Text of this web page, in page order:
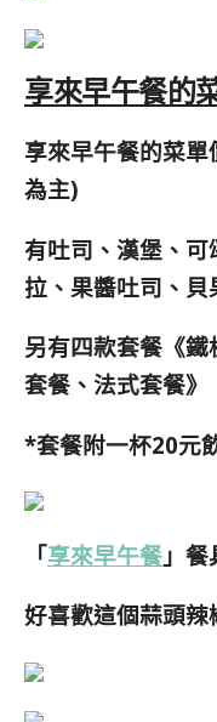
享來早午餐的
享來早午餐的菜
為主)
有吐司、漢堡、
拉、果醬吐司、
另有四款套餐《
套餐、法式套餐》
*套餐附一杯20元
「享來早午餐 」
好喜歡這個蒜頭辣